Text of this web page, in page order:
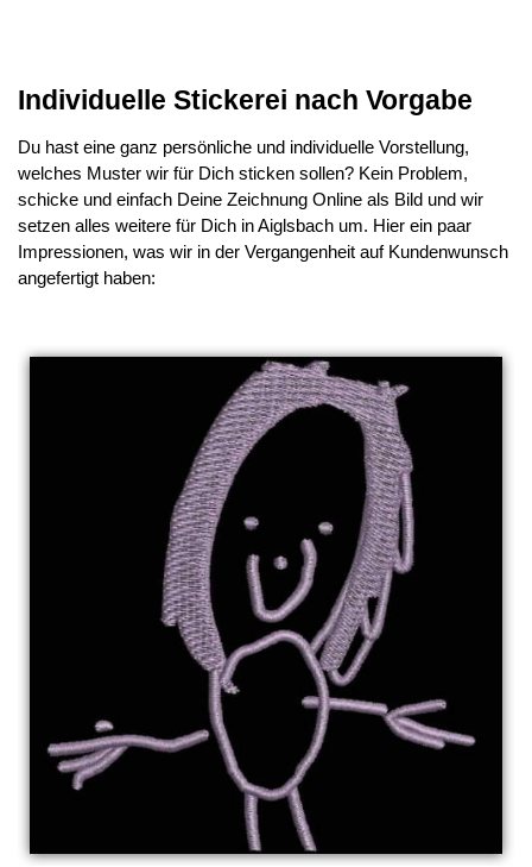
Individuelle Stickerei nach Vorgabe
Du hast eine ganz persönliche und individuelle Vorstellung,
welches Muster wir für Dich sticken sollen? Kein Problem,
schicke und einfach Deine Zeichnung Online als Bild und wir
setzen alles weitere für Dich in Aiglsbach um. Hier ein paar
Impressionen, was wir in der Vergangenheit auf Kundenwunsch
angefertigt haben: